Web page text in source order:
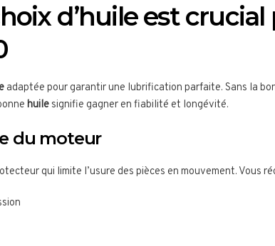
d’huile est
adaptée pour garantir une lubrification parfaite. Sans la
huile signifie gagner en fiabilité et longévité.
du moteur
qui limite l’usure des pièces en mouvement.